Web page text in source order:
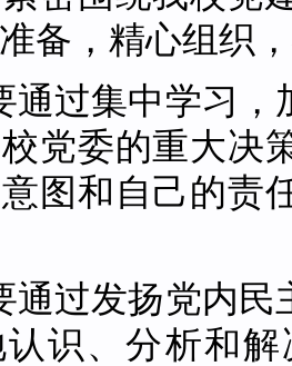
备，精心组织
过集中学习，
党委的重大决
图和自己的责
过发扬党内民
识、分析和